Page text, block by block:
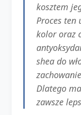
kosztem
Proces ten
kolor oraz
shea do
Dlatego
zawsze